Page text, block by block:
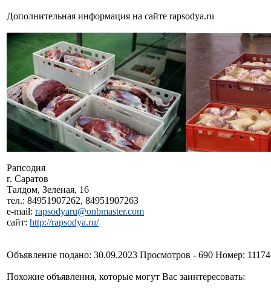
Дополнительная информация на сайте rapsodya.ru
Рапсодия
г. Саратов
Талдом, Зеленая, 16
тел.: 84951907262, 84951907263
e-mail: rapsodyaru@onbmaster.com
сайт: http://rapsodya.ru/
Объявление подано: 30.09.2023 Просмотров - 690 Номер:
Похожие объявления, которые могут Вас заинтересовать: